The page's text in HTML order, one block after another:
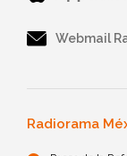
Webmail
Radiorama